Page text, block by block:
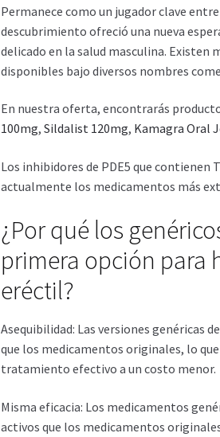
Permanece como un jugador clave
descubrimiento ofreció una nueva
delicado en la salud masculina. Existen
disponibles bajo diversos nombres
En nuestra oferta, encontrarás
100mg, Sildalist 120mg, Kamagra Oral
Los inhibidores de PDE5 que
actualmente los medicamentos más
¿Por qué los
primera opción para
eréctil?
Asequibilidad: Las versiones genéricas
que los medicamentos originales, lo
tratamiento efectivo a un costo menor.
Misma eficacia: Los medicamentos
activos que los medicamentos